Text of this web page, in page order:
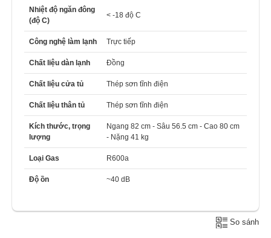
Nhiệt độ ngăn đông
(độ C)
< -18 độ C
Công nghệ làm lạnh Trực tiếp
Chất liệu dàn lạnh Đồng
Chất liệu cửa tủ Thép sơn tĩnh điện
Chất liệu thân tủ Thép sơn tĩnh điện
Kích thước, trọng
lượng
Ngang 82 cm - Sâu 56.5 cm - Cao 80 cm
- Nặng 41 kg
Loại Gas R600a
Độ ồn ~40 dB
So sánh